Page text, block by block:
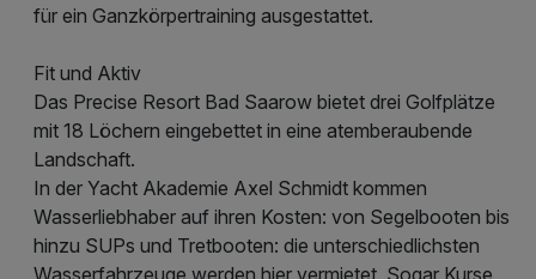
für ein Ganzkörpertraining ausgestattet.
Fit und Aktiv
Das Precise Resort Bad Saarow bietet drei Golfplätze
mit 18 Löchern eingebettet in eine atemberaubende
Landschaft.
In der Yacht Akademie Axel Schmidt kommen
Wasserliebhaber auf ihren Kosten: von Segelbooten bis
hinzu SUPs und Tretbooten: die unterschiedlichsten
Wasserfahrzeuge werden hier vermietet. Sogar Kurse